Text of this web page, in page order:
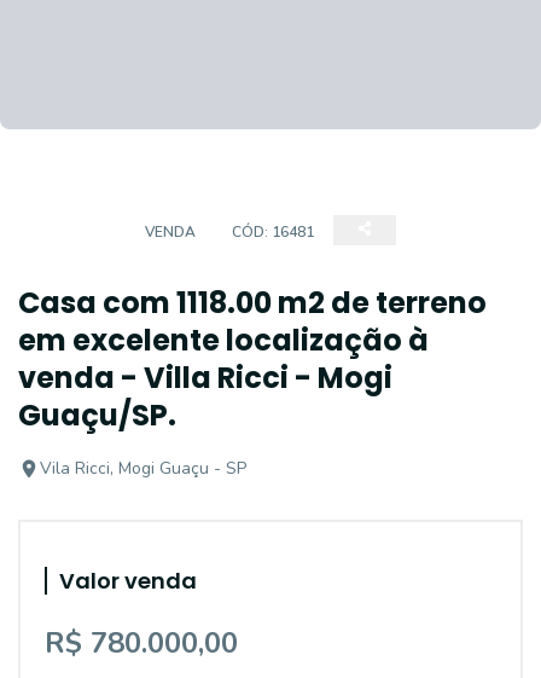
VENDA CÓD: 16481
Casa com 1118.00 m2 de terreno
em excelente localização à
venda - Villa Ricci - Mogi
Guaçu/SP.
Vila Ricci, Mogi Guaçu - SP
Valor venda
R$ 780.000,00